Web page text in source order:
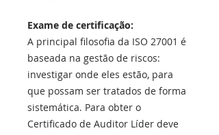
Exame de certificação:
A principal filosofia da ISO 27001 é
baseada na gestão de riscos:
investigar onde eles estão, para
que possam ser tratados de forma
sistemática. Para obter o
Certificado de Auditor Líder deve